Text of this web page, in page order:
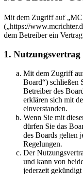
Mit dem Zugriff auf
(„https://
dem Betreiber ein
1. Nutzungsvertrag
Mit dem Zugriff
Board“) schließen
Betreiber des
erklären sich mit
einverstanden.
Wenn Sie mit
dürfen Sie das
des Boards gelten
Regelungen.
Der
und kann von
jederzeit